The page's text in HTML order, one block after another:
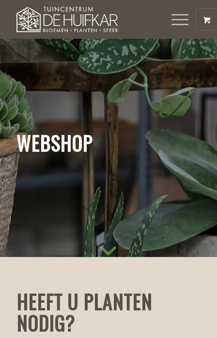
WEBSHOP
HEEFT U PLANTEN
NODIG?